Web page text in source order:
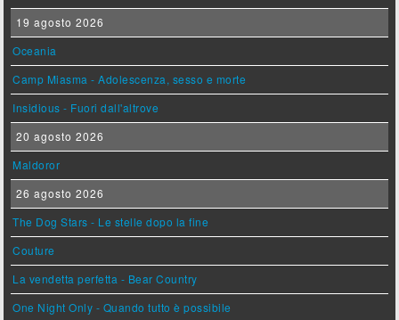
19 agosto 2026
Oceania
Camp Miasma - Adolescenza, sesso e morte
Insidious - Fuori dall'altrove
20 agosto 2026
Maldoror
26 agosto 2026
The Dog Stars - Le stelle dopo la fine
Couture
La vendetta perfetta - Bear Country
One Night Only - Quando tutto è possibile